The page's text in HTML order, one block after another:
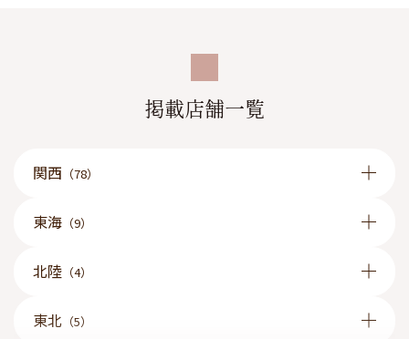
掲載店舗一覧
関西 （78）
東海 （9）
北陸 （4）
東北 （5）